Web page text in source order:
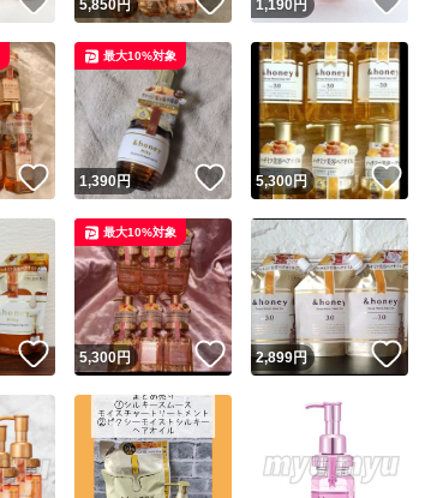
5,850円 1,190円
いいね！
1,390円 いいね！
最大10%対象
5,300円
いいね！
5,300円 いいね！
最大10%対象
2,899円 いい